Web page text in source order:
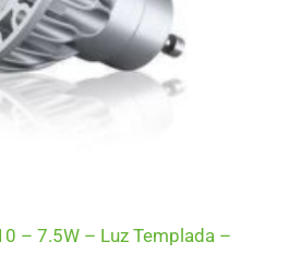
– 7.5W – Luz Templada –